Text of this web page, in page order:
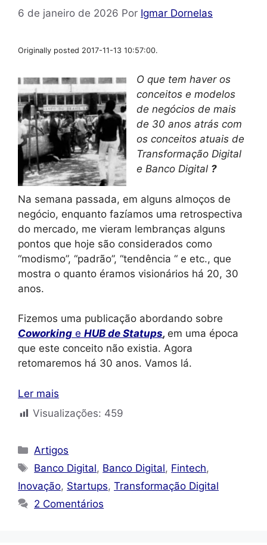
6 de janeiro de 2026 Por Igmar Dornelas
Originally posted 2017-11-13 10:57:00.
O que tem haver os
conceitos e modelos
de negócios de mais
de 30 anos atrás com
os conceitos atuais de
Transformação Digital
e Banco Digital ?
Na semana passada, em alguns almoços de
negócio, enquanto fazíamos uma retrospectiva
do mercado, me vieram lembranças alguns
pontos que hoje são considerados como
“modismo”, “padrão”, “tendência “ e etc., que
mostra o quanto éramos visionários há 20, 30
anos.
Fizemos uma publicação abordando sobre
Coworking e HUB de Statups, em uma época
que este conceito não existia. Agora
retomaremos há 30 anos. Vamos lá.
Ler mais
Visualizações: 459
Categorias
Artigos
Tags
Banco Digital, Banco Digital, Fintech,
Inovação, Startups, Transformação Digital
2 Comentários